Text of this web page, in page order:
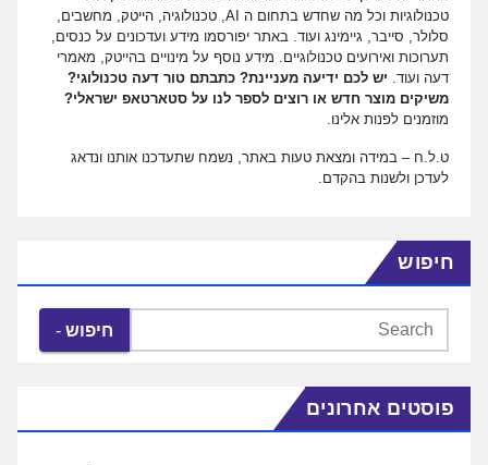
טכנולוגיות וכל מה שחדש בתחום ה AI, טכנולוגיה, הייטק, מחשבים,
סלולר, סייבר, גיימינג ועוד. באתר יפורסמו מידע ועדכונים על כנסים,
תערוכות ואירועים טכנולוגיים. מידע נוסף על מינויים בהייטק, מאמרי
דעה ועוד. יש לכם ידיעה מעניינת? כתבתם טור דעה טכנולוגי?
משיקים מוצר חדש או רוצים לספר לנו על סטארטאפ ישראלי?
מוזמנים לפנות אלינו.
ט.ל.ח – במידה ומצאת טעות באתר, נשמח שתעדכנו אותנו ונדאג
לעדכן ולשנות בהקדם.
חיפוש
חיפוש
פוסטים אחרונים